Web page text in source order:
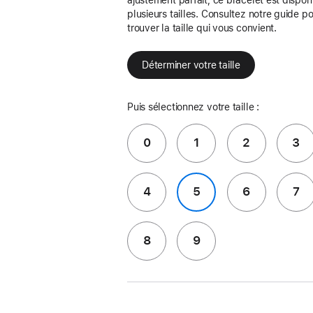
plusieurs tailles. Consultez notre guide
trouver la taille qui vous convient.
Déterminer votre taille
Puis sélectionnez votre taille :
0 1 2 3
4 5 6 7
8 9